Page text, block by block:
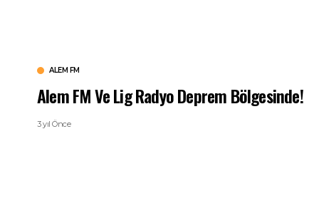
ALEM FM
Alem FM Ve Lig Radyo Deprem Bölgesinde!
3 yıl Önce